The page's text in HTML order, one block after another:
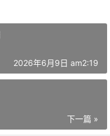
2026年6月9日 am2:19
下一篇 »